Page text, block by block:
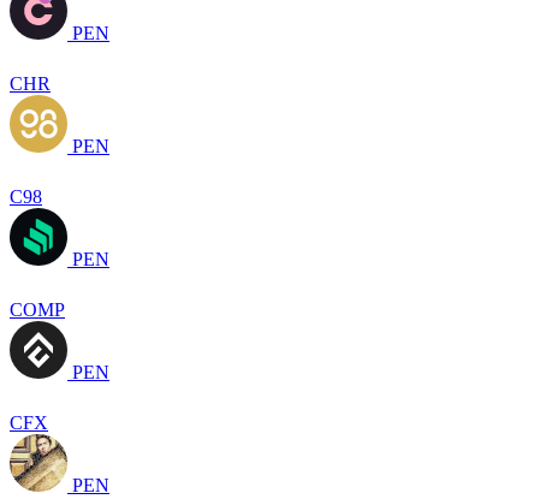
PEN
CHR
PEN
C98
PEN
COMP
PEN
CFX
PEN